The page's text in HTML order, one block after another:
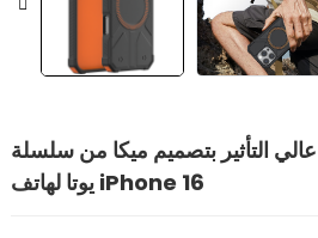
التأثير بتصميم ميكا من سلسلة
يوتا لهاتف iPhone 16